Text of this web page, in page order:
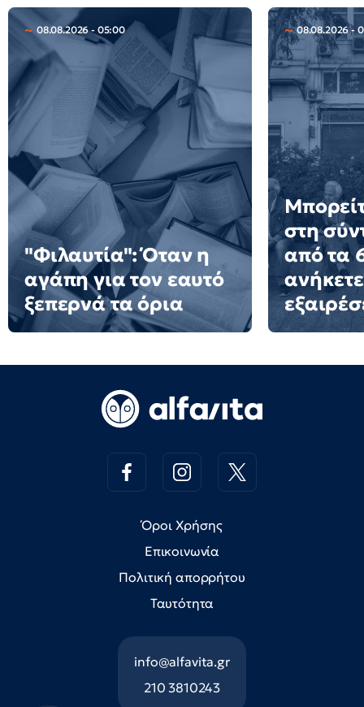
08.08.2026 - 05:00
"Φιλαυτία": Όταν η
αγάπη για τον εαυτό
ξεπερνά τα όρια
08.08.2026 -
στη
από τα
Όροι Χρήσης
Επικοινωνία
Πολιτική απορρήτου
Ταυτότητα
info@alfavita.gr
210 3810243